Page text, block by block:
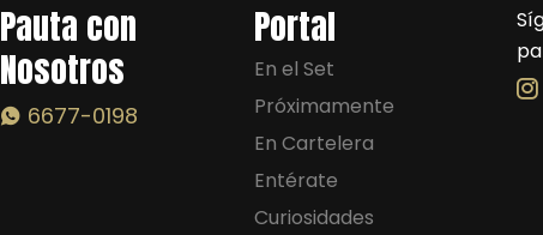
Pauta con
Nosotros
6677-0198
Portal
En el Set
Próximamente
En Cartelera
Entérate
Curiosidades